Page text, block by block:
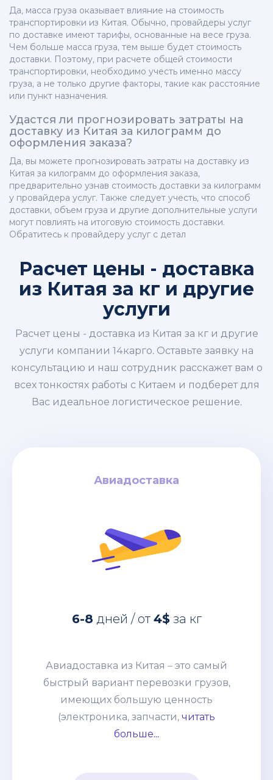
Да, масса груза оказывает влияние на стоимость
транспортировки из Китая. Обычно, провайдеры услуг
по доставке имеют тарифы, основанные на весе груза.
Чем больше масса груза, тем выше будет стоимость
доставки. Поэтому, при расчете общей стоимости
транспортировки, необходимо учесть именно массу
груза, а не только другие факторы, такие как расстояние
или пункт назначения.
Удастся ли прогнозировать затраты на
доставку из Китая за килограмм до
оформления заказа?
Да, вы можете прогнозировать затраты на доставку из
Китая за килограмм до оформления заказа,
предварительно узнав стоимость доставки за килограмм
у провайдера услуг. Также следует учесть, что способ
доставки, объем груза и другие дополнительные услуги
могут повлиять на итоговую стоимость доставки.
Обратитесь к провайдеру услуг с детал
Расчет цены - доставка
из Китая за кг и другие
услуги
Расчет цены - доставка из Китая за кг и другие
услуги компании 14карго. Оставьте заявку на
консультацию и наш сотрудник расскажет вам о
всех тонкостях работы с Китаем и подберет для
Вас идеальное логистическое решение.
Авиадоставка
6-8 дней / от 4$за кг
Авиадоставка из Китая – это самый
быстрый вариант перевозки грузов,
имеющих большую ценность
(электроника, запчасти, читать
больше...
Авиадоставка
6-8
дней / от
4$
имеющих большую ценность
взвешенным подходом к наполнению
склада и те, кому нужно получить
товары по индивидуальному заказу.